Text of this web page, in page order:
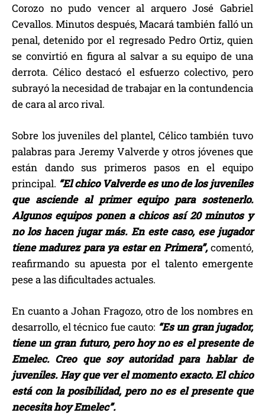
Corozo no pudo vencer al arquero José Gabriel
Cevallos. Minutos después, Macará también falló un
penal, detenido por el regresado Pedro Ortiz, quien
se convirtió en figura al salvar a su equipo de una
derrota. Célico destacó el esfuerzo colectivo, pero
subrayó la necesidad de trabajar en la contundencia
de cara al arco rival.
Sobre los juveniles del plantel, Célico también tuvo
palabras para Jeremy Valverde y otros jóvenes que
están dando sus primeros pasos en el equipo
principal. “El chico Valverde es uno de los juveniles
que asciende al primer equipo para sostenerlo.
Algunos equipos ponen a chicos así 20 minutos y
no los hacen jugar más. En este caso, ese jugador
tiene madurez para ya estar en Primera”,comentó,
reafirmando su apuesta por el talento emergente
pese a las dificultades actuales.
En cuanto a Johan Fragozo, otro de los nombres en
desarrollo, el técnico fue cauto: “Es un gran jugador,
tiene un gran futuro, pero hoy no es el presente de
Emelec. Creo que soy autoridad para hablar de
juveniles. Hay que ver el momento exacto. El chico
está con la posibilidad, pero no es el presente que
necesita hoy Emelec”.